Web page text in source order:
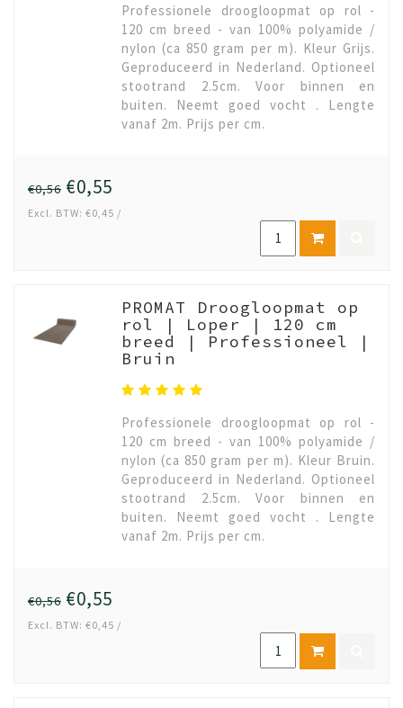
Professionele droogloopmat op rol -
120 cm breed - van 100% polyamide /
nylon (ca 850 gram per m). Kleur Grijs.
Geproduceerd in Nederland. Optioneel
stootrand 2.5cm. Voor binnen en
buiten. Neemt goed vocht . Lengte
vanaf 2m. Prijs per cm.
€0,56 €0,55
Excl. BTW: €0,45 /
PROMAT Droogloopmat op
rol | Loper | 120 cm
breed | Professioneel |
Bruin
Professionele droogloopmat op rol -
120 cm breed - van 100% polyamide /
nylon (ca 850 gram per m). Kleur Bruin.
Geproduceerd in Nederland. Optioneel
stootrand 2.5cm. Voor binnen en
buiten. Neemt goed vocht . Lengte
vanaf 2m. Prijs per cm.
€0,56 €0,55
Excl. BTW: €0,45 /